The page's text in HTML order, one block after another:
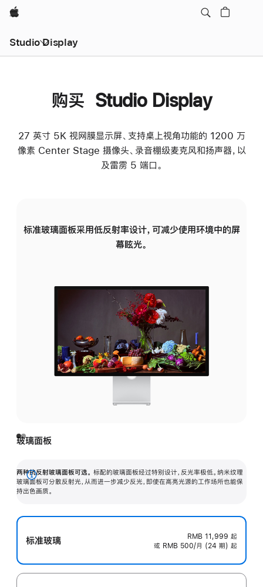
Apple
Studio Display
购买 Studio Display
27 英寸 5K 视网膜显示屏、支持桌上视角功能的 1200 万
像素 Center Stage 摄像头、录音棚级麦克风和扬声器，以
及雷雳 5 端口。
标准玻璃面板采用低反射率设计，可减少使用环境中的屏
幕眩光。
玻璃面板
两种抗反射玻璃面板可选。 标配的玻璃面板经过特别设计，反光率极低。纳米纹理
玻璃面板可分散反射光，从而进一步减少反光，即使在高亮光源的工作场所也能保
持出色画质。
展
开
标准玻璃 RMB 11,999 起
或 RMB 500/月 (24 期) 起